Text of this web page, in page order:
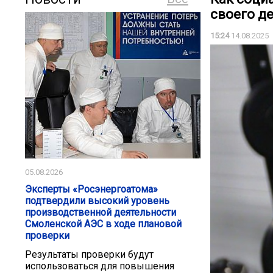
05.08.2026
Эксперты «Росэнергоатома»
подтвердили высокий уровень
производственной деятельности
Смоленской АЭС в ходе плановой
проверки
Результаты проверки будут
использоваться для повышения
своего
15:2414.08.2025